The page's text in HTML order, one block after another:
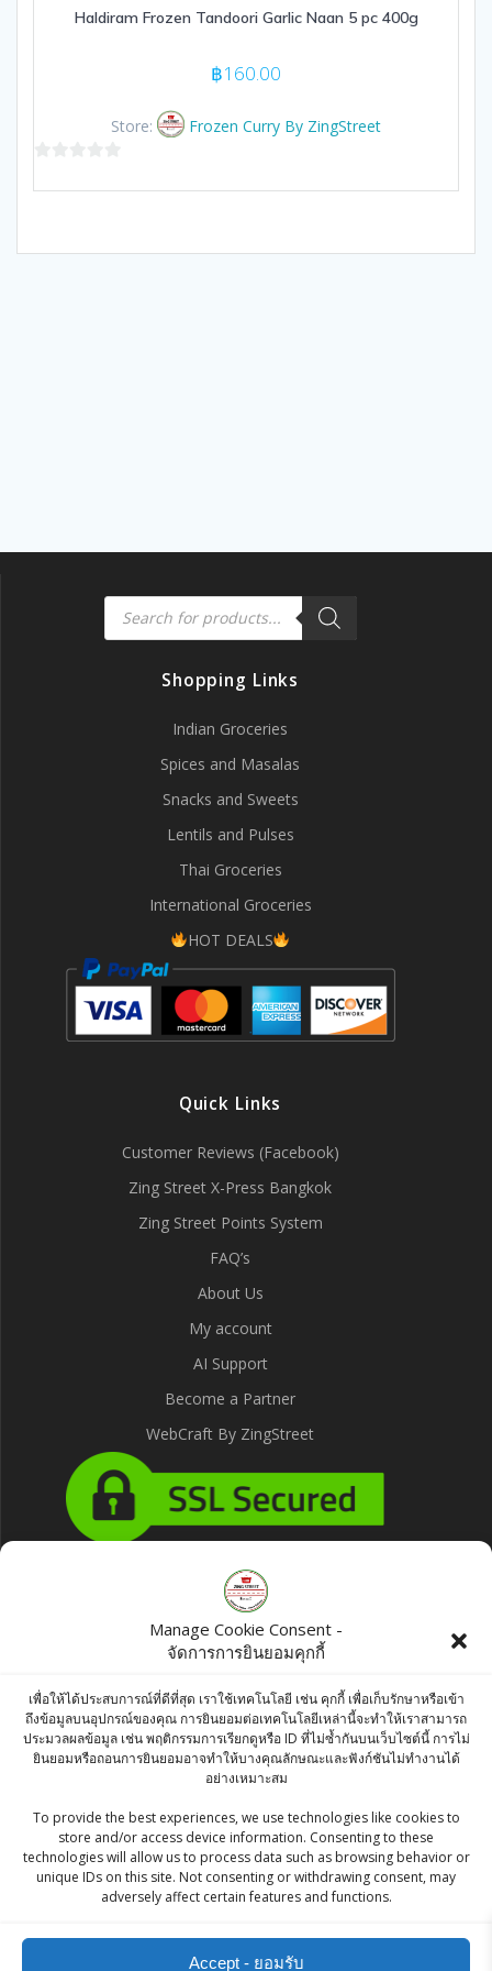
Manage Cookie Consent -
จัดการการยินยอมคุกกี้
เพื่อให้ได้ประสบการณ์ที่ดีที่สุด เราใช้เทคโนโลยี เช่น คุกกี้ เพื่อเก็บรักษาหรือเข้า
ถึงข้อมูลบนอุปกรณ์ของคุณ การยินยอมต่อเทคโนโลยีเหล่านี้จะทำให้เราสามารถ
ประมวลผลข้อมูล เช่น พฤติกรรมการเรียกดูหรือ ID ที่ไม่ซ้ำกันบนเว็บไซต์นี้ การไม่
ยินยอมหรือถอนการยินยอมอาจทำให้บางคุณลักษณะและฟังก์ชันไม่ทำงานได้
อย่างเหมาะสม
To provide the best experiences, we use technologies like cookies to
store and/or access device information. Consenting to these
technologies will allow us to process data such as browsing behavior or
unique IDs on this site. Not consenting or withdrawing consent, may
adversely affect certain features and functions.
Accept - ยอมรับ
Haldiram Frozen Tandoori Garlic Naan 5 pc 400g
฿160.00
Store: Frozen Curry By ZingStreet
Products
search
Shopping Links
Indian Groceries
Spices and Masalas
Snacks and Sweets
Lentils and Pulses
Thai Groceries
International Groceries
HOT DEALS
Quick Links
Customer Reviews (Facebook)
Zing Street X-Press Bangkok
Zing Street Points System
FAQ’s
About Us
My account
AI Support
Become a Partner
WebCraft By ZingStreet
Products
AGNESI Farfalle No.61 500 g
฿105.00
Aachi Ponni Boiled Rice 1kg
120.00
KC CUMIN POWDER / JEERA POWDER / ผง
ยี่หร่า- 100g